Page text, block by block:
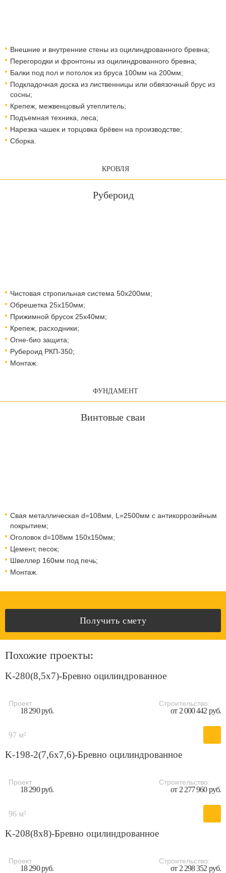
Внешние и внутренние стены из оцилиндрованного бревна;
Перегородки и фронтоны из оцилиндрованного бревна;
Балки под пол и потолок из бруса 100мм на 200мм;
Подкладочная доска из лиственницы или обвязочный брус из
сосны;
Крепеж, межвенцовый утеплитель;
Подъемная техника, леса;​​​​​​​
Нарезка чашек и торцовка брёвен на производстве;
Сборка.
КРОВЛЯ
Рубероид
Чистовая стропильная система 50х200мм;
Обрешетка 25х150мм;
Прижимной брусок 25х40мм;
Крепеж, расходники;
Огне-био защита;
Рубероид РКП-350;
Монтаж.
ФУНДАМЕНТ
Винтовые сваи
Свая металлическая d=108мм, L=2500мм с антикоррозийным
покрытием;
Оголовок d=108мм 150x150мм;
Цемент, песок;
Швеллер 160мм под печь;
Монтаж.
Получить смету
Похожие проекты:
K-280(8,5x7)-Бревно оцилиндрованное
Проект
18 290 руб.
Строительство:
от 2 000 442 руб.
97 м²
K-198-2(7,6x7,6)-Бревно оцилиндрованное
Проект
18 290 руб.
Строительство:
от 2 277 960 руб.
96 м²
K-208(8x8)-Бревно оцилиндрованное
Проект
18 290 руб.
Строительство:
от 2 298 352 руб.